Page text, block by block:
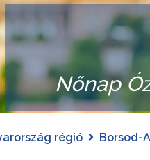
Nőnap
régió Borsod-